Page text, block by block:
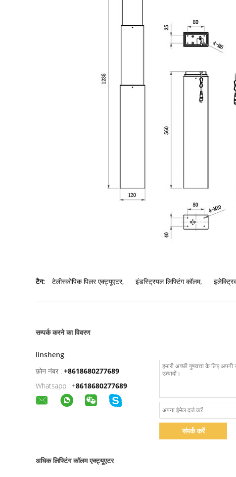
टैग: टेलीस्कोपिक पिलर एक्ट्यूएटर, इंडस्ट्रियल लिफ्टिंग कॉलम,
सम्पर्क करने का विवरण
linsheng
फ़ोन नंबर : +8618680277689
Whatsapp : +8618680277689
संपर्क करें
अधिक लिफ्टिंग कॉलम एक्ट्यूएटर